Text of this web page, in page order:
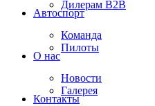
Дилерам B2B
Автоспорт
Команда
Пилоты
О нас
Новости
Галерея
Контакты